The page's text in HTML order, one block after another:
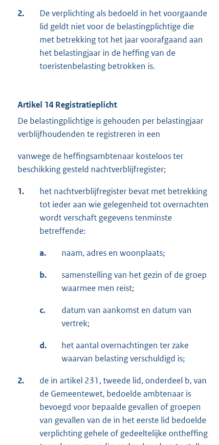
2.
De verplichting als bedoeld in het voorgaande
lid geldt niet voor de belastingplichtige die
met betrekking tot het jaar voorafgaand aan
het belastingjaar in de heffing van de
toeristenbelasting betrokken is.
Artikel 14 Registratieplicht
De belastingplichtige is gehouden per belastingjaar
verblijfhoudenden te registreren in een
vanwege de heffingsambtenaar kosteloos ter
beschikking gesteld nachtverblijfregister;
1.
het nachtverblijfregister bevat met betrekking
tot ieder aan wie gelegenheid tot overnachten
wordt verschaft gegevens tenminste
betreffende:
a. naam, adres en woonplaats;
b.
samenstelling van het gezin of de groep
waarmee men reist;
c.
datum van aankomst en datum van
vertrek;
d.
het aantal overnachtingen ter zake
waarvan belasting verschuldigd is;
2.
de in artikel 231, tweede lid, onderdeel b, van
de Gemeentewet, bedoelde ambtenaar is
bevoegd voor bepaalde gevallen of groepen
van gevallen van de in het eerste lid bedoelde
verplichting gehele of gedeeltelijke ontheffing